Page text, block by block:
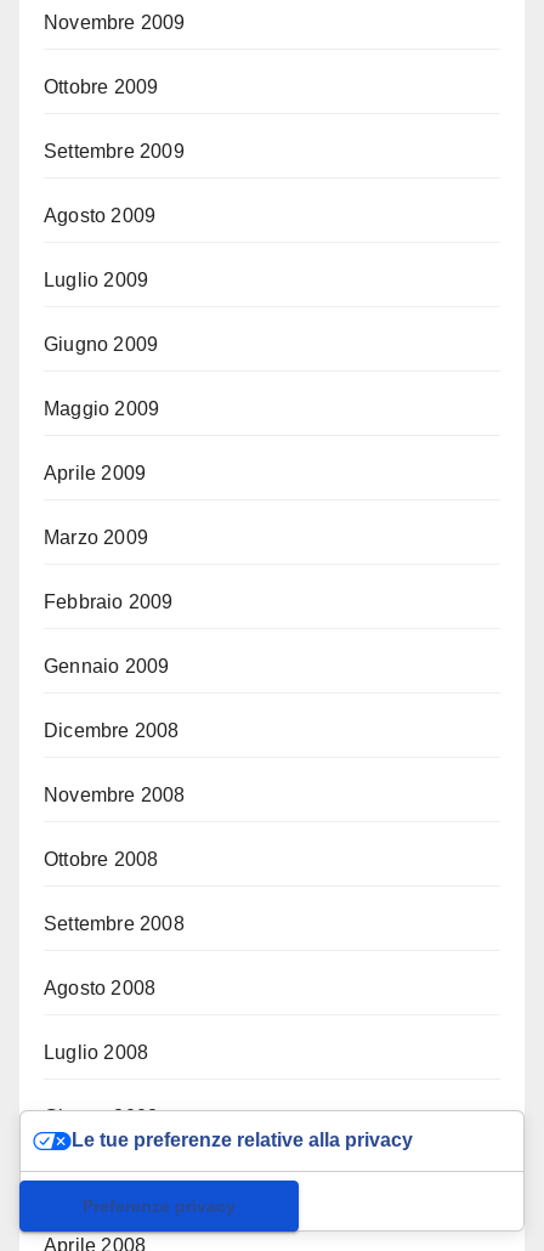
Novembre 2009
Ottobre 2009
Settembre 2009
Agosto 2009
Luglio 2009
Giugno 2009
Maggio 2009
Aprile 2009
Marzo 2009
Febbraio 2009
Gennaio 2009
Dicembre 2008
Novembre 2008
Ottobre 2008
Settembre 2008
Agosto 2008
Luglio 2008
Giugno 2008
Maggio 2008
Aprile 2008
Le tue preferenze relative alla privacy
Informativa sulla raccolta